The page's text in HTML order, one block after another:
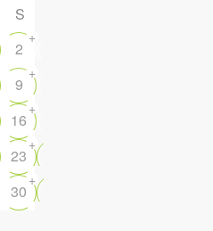
S
2
+
9
+
16
+
23
+
30
+